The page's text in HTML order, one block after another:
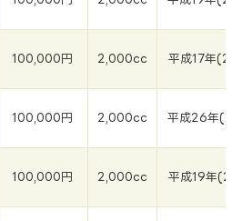
100,000円 2,000cc 平成17年
100,000円 2,000cc 平成26年
100,000円 2,000cc 平成19年